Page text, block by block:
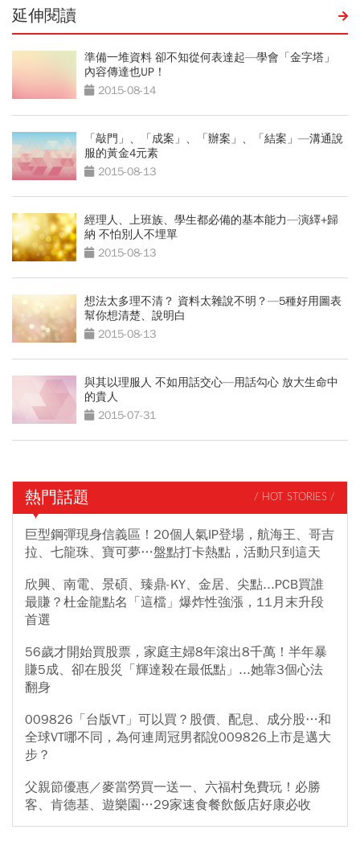
延伸閱讀
準備一堆資料 卻不知從何表達起—學會「金字塔」
內容傳達也UP！
2015-08-14
「敲門」、「成案」、「辦案」、「結案」—溝通說
服的黃金4元素
2015-08-13
經理人、上班族、學生都必備的基本能力—演繹+歸
納 不怕別人不埋單
2015-08-13
想法太多理不清？ 資料太雜說不明？—5種好用圖表
幫你想清楚、說明白
2015-08-13
與其以理服人 不如用話交心—用話勾心 放大生命中
的貴人
2015-07-31
熱門話題 / HOT STORIES /
巨型鋼彈現身信義區！20個人氣IP登場，航海王、哥吉
拉、七龍珠、寶可夢…盤點打卡熱點，活動只到這天
欣興、南電、景碩、臻鼎-KY、金居、尖點...PCB買誰
最賺？杜金龍點名「這檔」爆炸性強漲，11月末升段
首選
56歲才開始買股票，家庭主婦8年滾出8千萬！半年暴
賺5成、卻在股災「輝達殺在最低點」...她靠3個心法
翻身
009826「台版VT」可以買？股價、配息、成分股…和
全球VT哪不同，為何連周冠男都說009826上市是邁大
步？
父親節優惠／麥當勞買一送一、六福村免費玩！必勝
客、肯德基、遊樂園…29家速食餐飲飯店好康必收